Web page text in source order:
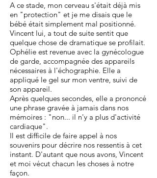
A ce stade, mon cerveau s'était déjà mis
en "protection" et je me disais que le
bébé était simplement mal positionné.
Vincent lui, a tout de suite sentit que
quelque chose de dramatique se profilait.
Ophélie est revenue avec la gynécologue
de garde, accompagnée des appareils
nécessaires à l'échographie. Elle a
appliqué le gel sur mon ventre, suivi de
son appareil.
Après quelques secondes, elle a prononcé
une phrase gravée à jamais dans nos
mémoires : "non... il n'y a plus d'activité
cardiaque".
Il est difficile de faire appel à nos
souvenirs pour décrire nos ressentis à cet
instant. D'autant que nous avons, Vincent
et moi vécut chacun les choses à notre
façon.